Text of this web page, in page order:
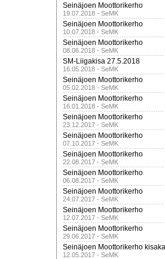
Seinäjoen Moottorikerho
19.07.2018 - SeMK
Seinäjoen Moottorikerho
10.07.2018 - SeMK
Seinäjoen Moottorikerho
08.06.2018 - SeMK
SM-Liigakisa 27.5.2018
16.05.2018 - SeMK
Seinäjoen Moottorikerho
05.02.2018 - SeMK
Seinäjoen Moottorikerho
16.01.2018 - SeMK
Seinäjoen Moottorikerho
23.12.2017 - SeMK
Seinäjoen Moottorikerho
07.10.2017 - SeMK
Seinäjoen Moottorikerho
22.08.2017 - SeMK
Seinäjoen Moottorikerho
06.08.2017 - SeMK
Seinäjoen Moottorikerho
24.07.2017 - SeMK
Seinäjoen Moottorikerho
12.07.2017 - SeMK
Seinäjoen Moottorikerho
29.06.2017 - SeMK
Seinäjoen Moottorikerho
12.05.2017 - SeMK